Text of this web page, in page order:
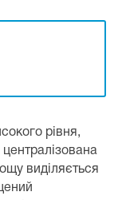
рівня,
централізована
виділяється